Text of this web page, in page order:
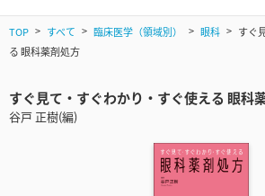
TOP すべて 臨床医学（領域別） 眼科
すぐ
る 眼科薬剤処方
すぐ見て・すぐわかり・すぐ使える 眼科
谷戸 正樹(編)